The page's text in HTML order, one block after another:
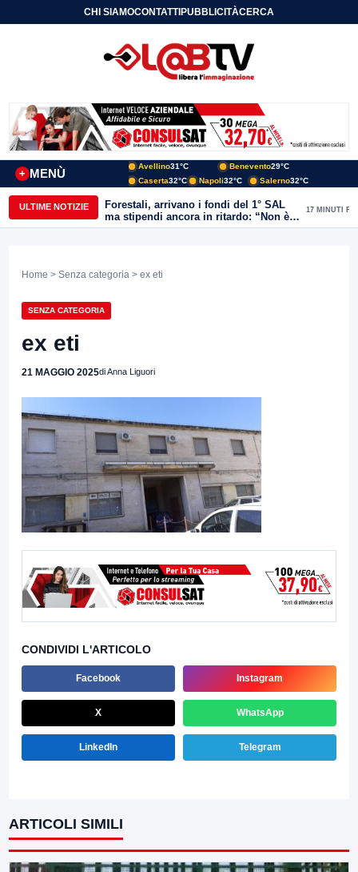
CHI SIAMOCONTATTIPUBBLICITÀCERCA
MENÙ
+
Avellino31°C Benevento29°C
Caserta32°C Napoli32°C Salerno32°C
ULTIME NOTIZIE
Forestali, arrivano i fondi del 1° SAL
ma stipendi ancora in ritardo: “Non è
più sostenibile”
17 MINUTI FA
Home > Senza categoria > ex eti
SENZA CATEGORIA
ex eti
21 MAGGIO 2025di Anna Liguori
CONDIVIDI L'ARTICOLO
Facebook Instagram
X WhatsApp
LinkedIn Telegram
ARTICOLI SIMILI